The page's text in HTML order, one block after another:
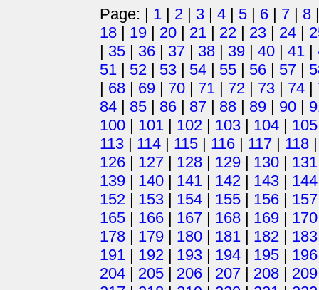
Page: | 1 | 2 | 3 | 4 | 5 | 6 | 7 | 8
18 | 19 | 20 | 21 | 22 | 23 | 24 |
| 35 | 36 | 37 | 38 | 39 | 40 | 41 |
51 | 52 | 53 | 54 | 55 | 56 | 57 |
| 68 | 69 | 70 | 71 | 72 | 73 | 74 |
84 | 85 | 86 | 87 | 88 | 89 | 90 |
100 | 101 | 102 | 103 | 104 | 105
113 | 114 | 115 | 116 | 117 | 118
126 | 127 | 128 | 129 | 130 | 131
139 | 140 | 141 | 142 | 143 | 144
152 | 153 | 154 | 155 | 156 | 157
165 | 166 | 167 | 168 | 169 | 170
178 | 179 | 180 | 181 | 182 | 183
191 | 192 | 193 | 194 | 195 | 196
204 | 205 | 206 | 207 | 208 | 209